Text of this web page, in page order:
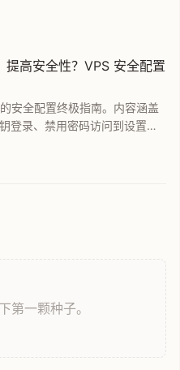
高安全性？VPS 安全配置
安全配置终极指南。内容涵盖
登录、禁用密码访问到设置防
通过手把手的教程，帮助即使
第一颗种子。